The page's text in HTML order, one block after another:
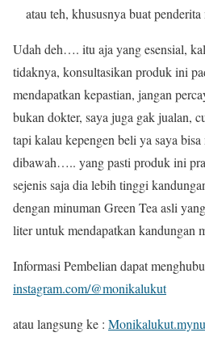
atau teh, khususnya buat penderita
Udah deh…. itu aja yang esensial,
tidaknya, konsultasikan produk ini
mendapatkan kepastian, jangan
bukan dokter, saya juga gak jualan,
tapi kalau kepengen beli ya saya
dibawah….. yang pasti produk ini
sejenis saja dia lebih tinggi
dengan minuman Green Tea asli
liter untuk mendapatkan kandungan
Informasi Pembelian dapat
instagram.com/@monikalukut
atau langsung ke :